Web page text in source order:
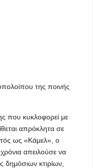
της ποινής
που κυκλοφορεί με
απρόκλητα σε
ως «Κάμελ», ο
απειλούσε να
δημόσιων κτιρίων,